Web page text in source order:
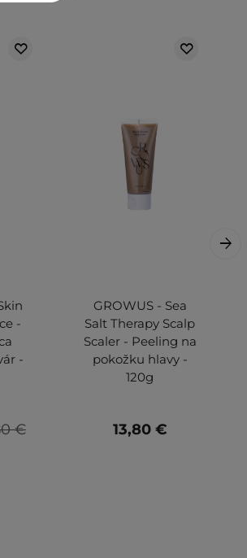
-
-
€
GROWUS - Sea
Salt Therapy Scalp
Scaler - Peeling na
pokožku hlavy -
120g
13,80 €